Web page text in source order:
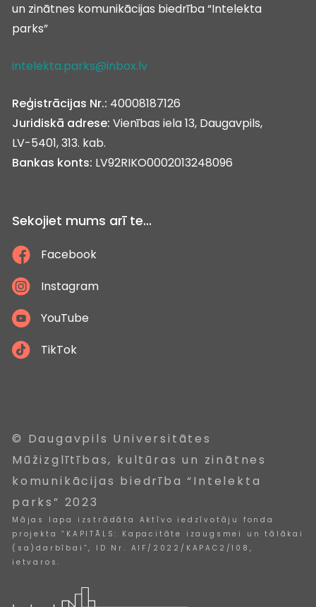
un zinātnes komunikācijas biedrība “Intelekta
parks”
intelekta.parks@inbox.lv
Reģistrācijas Nr.: 40008187126
Juridiskā adrese: Vienības iela 13, Daugavpils,
LV-5401, 313. kab.
Bankas konts: LV92RIKO0002013248096
Sekojiet mums arī te...
Facebook
Instagram
YouTube
TikTok
© Daugavpils Universitātes
Mūžizglītības, kultūras un zinātnes
komunikācijas biedrība “Intelekta
parks” 2023
Mājas lapa izstrādāta Aktīvo iedzīvotāju fonda
projekta “KAPITĀLS: Kapacitāte izaugsmei un tālākai
(sa)darbībai”, ID Nr. AIF/2022/KAPAC2/108,
ietvaros.